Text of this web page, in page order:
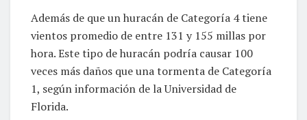
Además de que un huracán de Categoría 4 tiene
vientos promedio de entre 131 y 155 millas por
hora. Este tipo de huracán podría causar 100
veces más daños que una tormenta de Categoría
1, según información de la Universidad de
Florida.